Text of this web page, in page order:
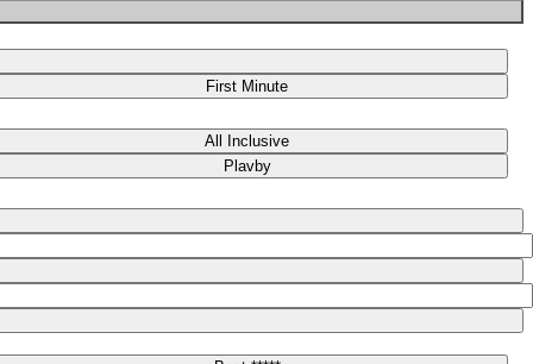
First Minute
All Inclusive
Plavby